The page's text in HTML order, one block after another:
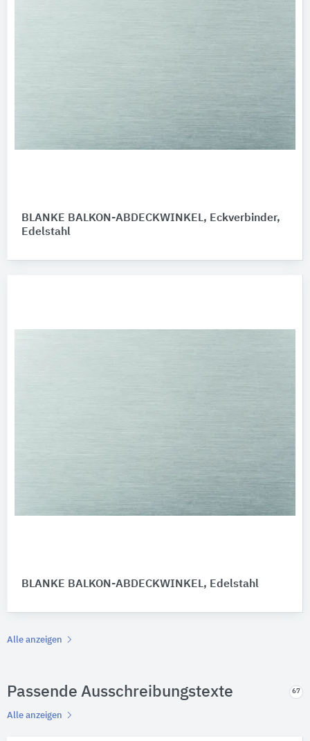
BLANKE BALKON-ABDECKWINKEL, Eckverbinder,
Edelstahl
BLANKE BALKON-ABDECKWINKEL, Edelstahl
Alle anzeigen
Passende Ausschreibungstexte 67
Alle anzeigen